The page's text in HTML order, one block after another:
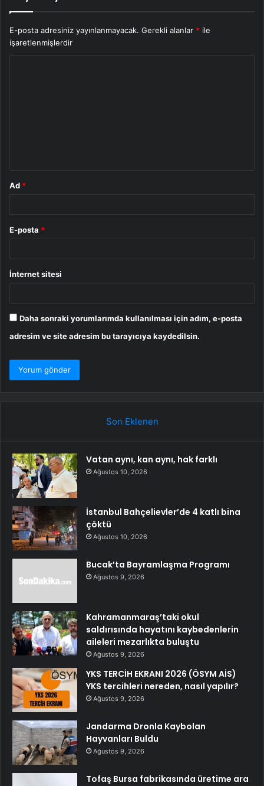
E-posta adresiniz yayınlanmayacak. Gerekli alanlar * ile
işaretlenmişlerdir
Ad *
E-posta *
İnternet sitesi
Daha sonraki yorumlarımda kullanılması için adım, e-posta
adresim ve site adresim bu tarayıcıya kaydedilsin.
Son Eklenen
Vatan aynı, kan aynı, hak farklı
Ağustos 10, 2026
İstanbul Bahçelievler’de 4 katlı bina
çöktü
Ağustos 10, 2026
Bucak’ta Bayramlaşma Programı
Ağustos 9, 2026
Kahramanmaraş’taki okul
saldırısında hayatını kaybedenlerin
aileleri mezarlıkta buluştu
Ağustos 9, 2026
YKS TERCİH EKRANI 2026 (ÖSYM AİS)
YKS tercihleri nereden, nasıl yapılır?
Ağustos 9, 2026
Jandarma Dronla Kaybolan
Hayvanları Buldu
Ağustos 9, 2026
Tofaş Bursa fabrikasında üretime ara